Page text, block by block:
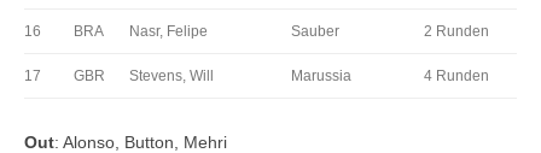
16 BRA Nasr, Felipe Sauber 2 Runden
17 GBR Stevens, Will Marussia 4 Runden
Out: Alonso, Button, Mehri